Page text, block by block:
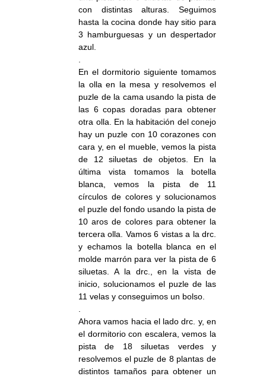
con distintas alturas. Seguimos
hasta la cocina donde hay sitio para
3 hamburguesas y un despertador
azul.
En el dormitorio siguiente tomamos
la olla en la mesa y resolvemos el
puzle de la cama usando la pista de
las 6 copas doradas para obtener
otra olla. En la habitación del conejo
hay un puzle con 10 corazones con
cara y, en el mueble, vemos la pista
de 12 siluetas de objetos. En la
última vista tomamos la botella
blanca, vemos la pista de 11
círculos de colores y solucionamos
el puzle del fondo usando la pista de
10 aros de colores para obtener la
tercera olla. Vamos 6 vistas a la drc.
y echamos la botella blanca en el
molde marrón para ver la pista de 6
siluetas. A la drc., en la vista de
inicio, solucionamos el puzle de las
11 velas y conseguimos un bolso.
Ahora vamos hacia el lado drc. y, en
el dormitorio con escalera, vemos la
pista de 18 siluetas verdes y
resolvemos el puzle de 8 plantas de
distintos tamaños para obtener un